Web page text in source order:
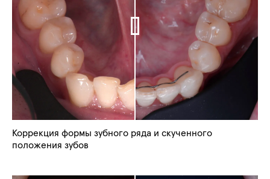
Коррекция формы зубного ряда и скученного
положения зубов